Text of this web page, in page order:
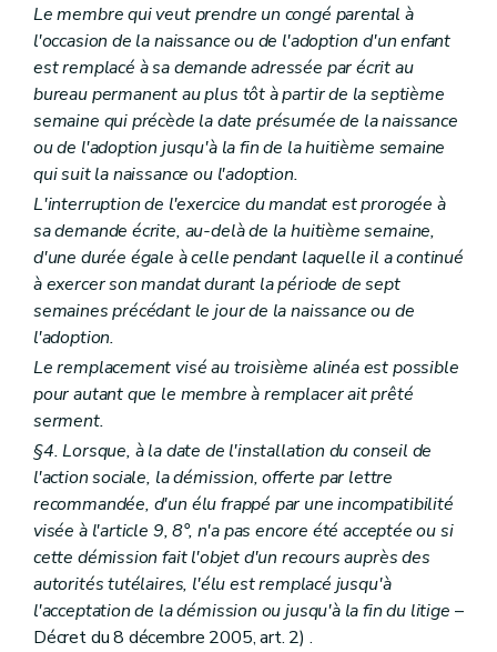
Le membre qui veut prendre un congé parental à
l'occasion de la naissance ou de l'adoption d'un enfant
est remplacé à sa demande adressée par écrit au
bureau permanent au plus tôt à partir de la septième
semaine qui précède la date présumée de la naissance
ou de l'adoption jusqu'à la fin de la huitième semaine
qui suit la naissance ou l'adoption.
L'interruption de l'exercice du mandat est prorogée à
sa demande écrite, au-delà de la huitième semaine,
d'une durée égale à celle pendant laquelle il a continué
à exercer son mandat durant la période de sept
semaines précédant le jour de la naissance ou de
l'adoption.
Le remplacement visé au troisième alinéa est possible
pour autant que le membre à remplacer ait prêté
serment.
§4. Lorsque, à la date de l'installation du conseil de
l'action sociale, la démission, offerte par lettre
recommandée, d'un élu frappé par une incompatibilité
visée à l'article 9, 8°, n'a pas encore été acceptée ou si
cette démission fait l'objet d'un recours auprès des
autorités tutélaires, l'élu est remplacé jusqu'à
l'acceptation de la démission ou jusqu'à la fin du litige –
Décret du 8 décembre 2005, art. 2) .